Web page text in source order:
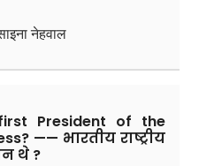
नेहवाल
President of the
—— भारतीय राष्ट्रीय
थे ?